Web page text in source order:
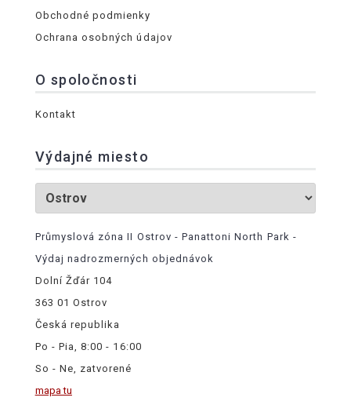
Obchodné podmienky
Ochrana osobných údajov
O spoločnosti
Kontakt
Výdajné miesto
Průmyslová zóna II Ostrov - Panattoni North Park -
Výdaj nadrozmerných objednávok
Dolní Žďár 104
363 01 Ostrov
Česká republika
Po - Pia, 8:00 - 16:00
So - Ne, zatvorené
mapa tu